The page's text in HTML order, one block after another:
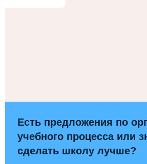
Есть предложения по
учебного процесса или
сделать школу лучше?